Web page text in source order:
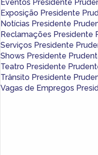
Eventos Presidente
Exposição Presidente
Notícias Presidente
Reclamações Presidente
Serviços Presidente
Shows Presidente
Teatro Presidente
Trânsito Presidente
Vagas de Empregos